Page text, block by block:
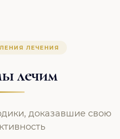
ЛЕЧЕНИЯ
лечим
доказавшие свою